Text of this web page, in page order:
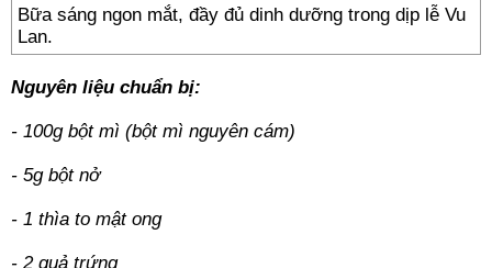
Bữa sáng ngon mắt, đầy đủ dinh dưỡng trong dịp lễ Vu
Lan.
Nguyên liệu chuẩn bị:
- 100g bột mì (bột mì nguyên cám)
- 5g bột nở
- 1 thìa to mật ong
- 2 quả trứng